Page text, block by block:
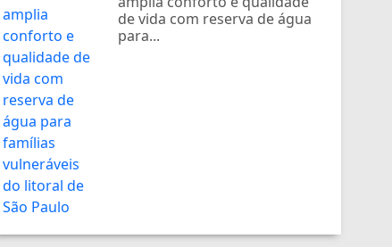
de vida com reserva de água
para...